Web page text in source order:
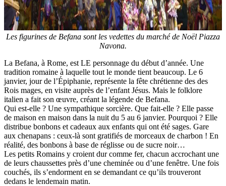
Les figurines de Befana sont les vedettes du marché de Noël Piazza
Navona.
La Befana, à Rome, est LE personnage du début d’année. Une
tradition romaine à laquelle tout le monde tient beaucoup. Le 6
janvier, jour de l’Épiphanie, représente la fête chrétienne des des
Rois mages, en visite auprès de l’enfant Jésus. Mais le folklore
italien a fait son œuvre, créant la légende de Befana.
Qui est-elle ? Une sympathique sorcière. Que fait-elle ? Elle passe
de maison en maison dans la nuit du 5 au 6 janvier. Pourquoi ? Elle
distribue bonbons et cadeaux aux enfants qui ont été sages. Gare
aux chenapans : ceux-là sont gratifiés de morceaux de charbon ! En
réalité, des bonbons à base de réglisse ou de sucre noir…
Les petits Romains y croient dur comme fer, chacun accrochant une
de leurs chaussettes près d’une cheminée ou d’une fenêtre. Une fois
couchés, ils s’endorment en se demandant ce qu’ils trouveront
dedans le lendemain matin.